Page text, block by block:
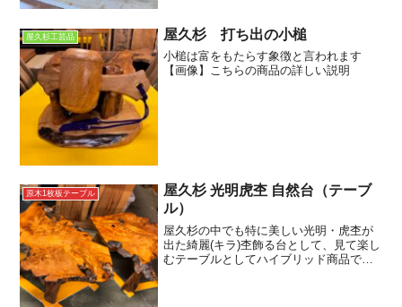
屋久杉工芸品 屋久杉 打ち出の小槌
小槌は富をもたらす象徴と言われます
【画像】こちらの商品の詳しい説明
原木1枚板テーブル
屋久杉 光明虎杢 自然台（テーブ
ル）
屋久杉の中でも特に美しい光明・虎杢が
出た綺麗(キラ)杢飾る台として、見て楽し
むテーブルとしてハイブリッド商品で